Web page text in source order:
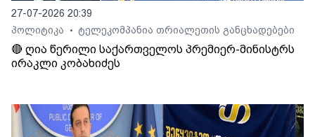
27-07-2026 20:39
პოლიტიკა
• ტელეკომპანია თრიალეთის განცხადებები
🔴 ღია წერილი საქართველოს პრემიერ-მინისტრს
ირაკლი კობახიძეს